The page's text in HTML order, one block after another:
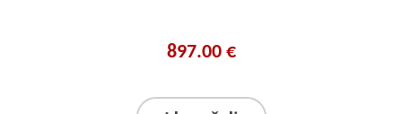
897.00 €